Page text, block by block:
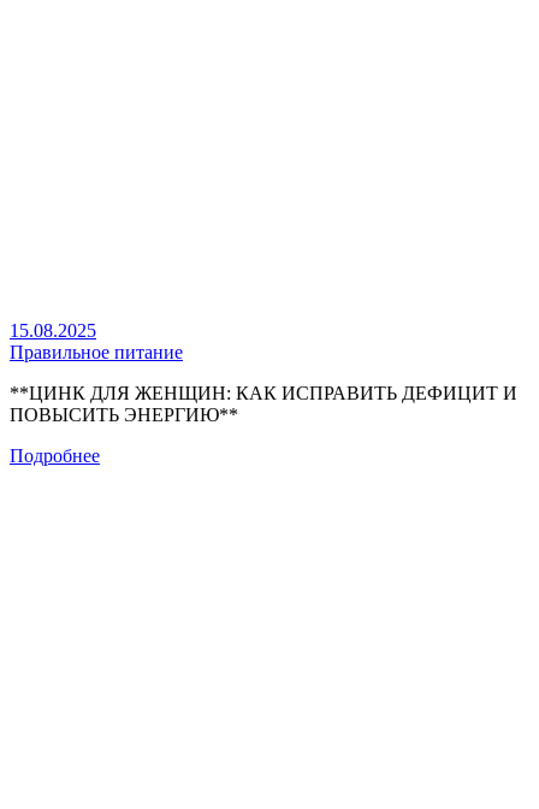
15.08.2025
Правильное питание
**ЦИНК ДЛЯ ЖЕНЩИН: КАК ИСПРАВИТЬ ДЕФИЦИТ И
ПОВЫСИТЬ ЭНЕРГИЮ**
Подробнее